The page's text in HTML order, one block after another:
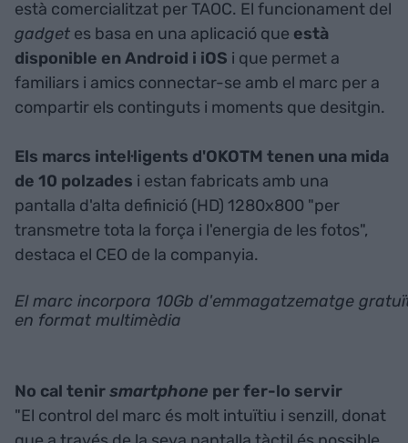
està comercialitzat per TAOC. El funcionament del
gadget es basa en una aplicació que està
disponible en Android i iOS i que permet a
familiars i amics connectar-se amb el marc per a
compartir els continguts i moments que desitgin.
Els marcs intel·ligents d'OKOTM tenen una mida
de 10 polzades i estan fabricats amb una
pantalla d'alta definició (HD) 1280x800 "per
transmetre tota la força i l'energia de les fotos",
destaca el CEO de la companyia.
El marc incorpora 10Gb d'emmagatzematge
en format multimèdia
No cal tenirsmartphone per fer-lo servir
"El control del marc és molt intuïtiu i senzill, donat